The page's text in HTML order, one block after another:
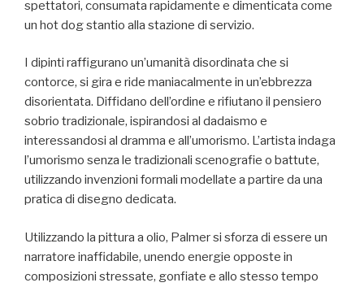
spettatori, consumata rapidamente e dimenticata come
un hot dog stantio alla stazione di servizio.
I dipinti raffigurano un’umanità disordinata che si
contorce, si gira e ride maniacalmente in un’ebbrezza
disorientata. Diffidano dell’ordine e rifiutano il pensiero
sobrio tradizionale, ispirandosi al dadaismo e
interessandosi al dramma e all’umorismo. L’artista indaga
l’umorismo senza le tradizionali scenografie o battute,
utilizzando invenzioni formali modellate a partire da una
pratica di disegno dedicata.
Utilizzando la pittura a olio, Palmer si sforza di essere un
narratore inaffidabile, unendo energie opposte in
composizioni stressate, gonfiate e allo stesso tempo